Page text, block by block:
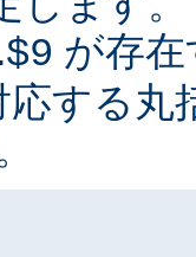
$9 が存
する丸